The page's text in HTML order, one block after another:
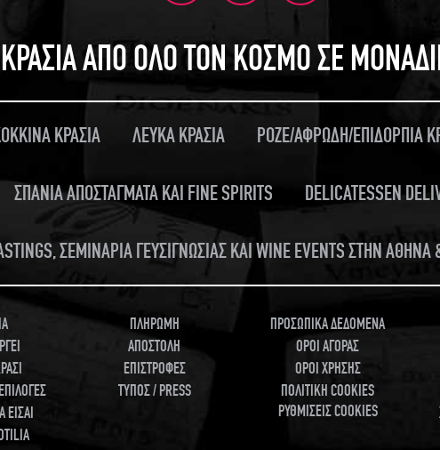
ΑΠΟ ΟΛΟ ΤΟΝ ΚΟΣΜΟ ΣΕ
ΚΡΑΣΙΑ ΛΕΥΚΑ ΚΡΑΣΙΑ ΡΟΖΕ/ΑΦΡΩΔΗ/ΕΠΙΔΟΡΠΙΑ
ΣΠΑΝΙΑ ΑΠΟΣΤΑΓΜΑΤΑ ΚΑΙ FINE SPIRITS DELICATESSEN
ΣΕΜΙΝΑΡΙΑ ΓΕΥΣΙΓΝΩΣΙΑΣ ΚΑΙ WINE EVENTS ΣΤΗΝ
ΕΙΣΑΙ
ΠΛΗΡΩΜΗ
ΑΠΟΣΤΟΛΗ
ΕΠΙΣΤΡΟΦΕΣ
ΤΥΠΟΣ / PRESS
ΠΡΟΣΩΠΙΚΑ ΔΕΔΟΜΕΝΑ
ΟΡΟΙ ΑΓΟΡΑΣ
ΟΡΟΙ ΧΡΗΣΗΣ
ΠΟΛΙΤΙΚΗ COOKIES
ΡΥΘΜΙΣΕΙΣ COOKIES